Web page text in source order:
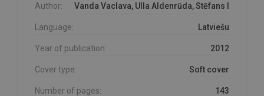
Author: Vanda Vaclava, Ulla Aldenrūda, Stēfans I
Language: Latviešu
Year of publication: 2012
Cover type: Soft cover
Number of pages: 143